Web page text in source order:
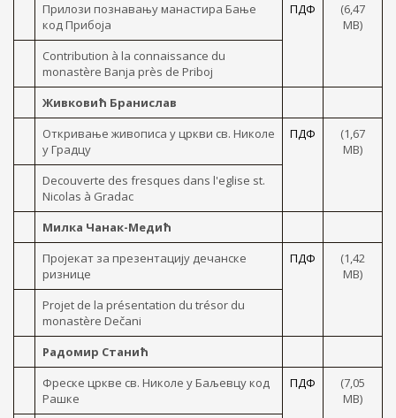
Прилози познавању манастира Бање
код Прибоја
ПДФ
(6,47
MB)
Contribution à la connaissance du
monastère Banja près de Priboj
Живковић Бранислав
Откривање живописа y цркви св. Николе
y Градцу
ПДФ
(1,67
MB)
Decouverte des fresques dans l'eglise st.
Nicolas à Gradac
Милка Чанак-Медић
Пројекат за презентацију дечанске
ризнице
ПДФ
(1,42
MB)
Projet de la présentation du trésor du
monastère Dečani
Радомир Станић
Фреске цркве св. Николе y Баљевцу код
Рашке
ПДФ
(7,05
MB)